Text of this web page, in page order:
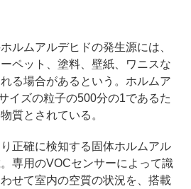
ルムアルデヒドの発生源には、
ペット、塗料、壁紙、ワニスな
る場合があるという。ホルムア
イズの粒子の500分の1であるた
質とされている。
正確に検知する固体ホルムアル
専用のVOCセンサーによって識
せて室内の空質の状況を、搭載